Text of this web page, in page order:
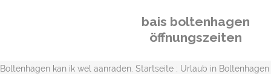
bais boltenhagen
öffnungszeiten
Boltenhagen kan ik wel aanraden. Startseite ; Urlaub in Boltenhagen